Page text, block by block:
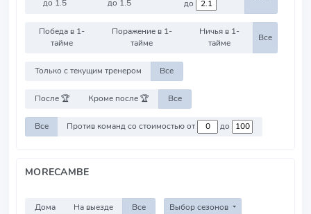
до 1.5
до 1.5
до
Победа в 1-
тайме
Поражение в 1-
тайме
Ничья в 1-
тайме
Все
Только с текущим тренером Все
После 🏆 Кроме после 🏆 Все
Все Против команд со стоимостью от до
MORECAMBE
Дома На выезде Все Выбор сезонов